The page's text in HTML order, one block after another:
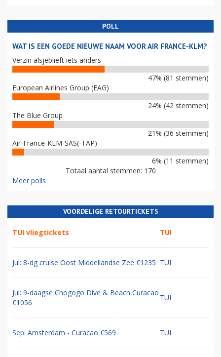
POLL
WAT IS EEN GOEDE NIEUWE NAAM VOOR AIR FRANCE-KLM?
Verzin alsjeblieft iets anders
47% (81 stemmen)
European Airlines Group (EAG)
24% (42 stemmen)
The Blue Group
21% (36 stemmen)
Air-France-KLM-SAS(-TAP)
6% (11 stemmen)
Totaal aantal stemmen: 170
Meer polls
VOORDELIGE RETOURTICKETS
TUI vliegtickets TUI
Jul: 8-dg cruise Oost Middellandse Zee €1235 TUI
Jul: 9-daagse Chogogo Dive & Beach Curacao
€1056
TUI
Sep: Amsterdam - Curacao €569 TUI